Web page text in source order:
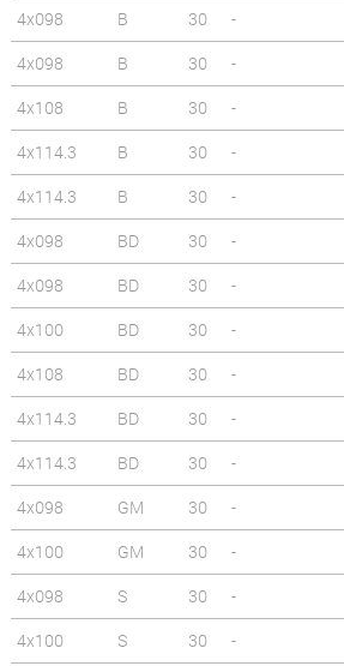
4x098
B 30 -
4x098
B 30 -
4x108
B 30 -
4x114.3
B 30 -
4x114.3
B 30 -
4x098
BD 30 -
4x098
BD 30 -
4x100
BD 30 -
4x108
BD 30 -
4x114.3
BD 30 -
4x114.3
BD 30 -
4x098
GM 30 -
4x100
GM 30 -
4x098
S 30 -
4x100
S 30 -